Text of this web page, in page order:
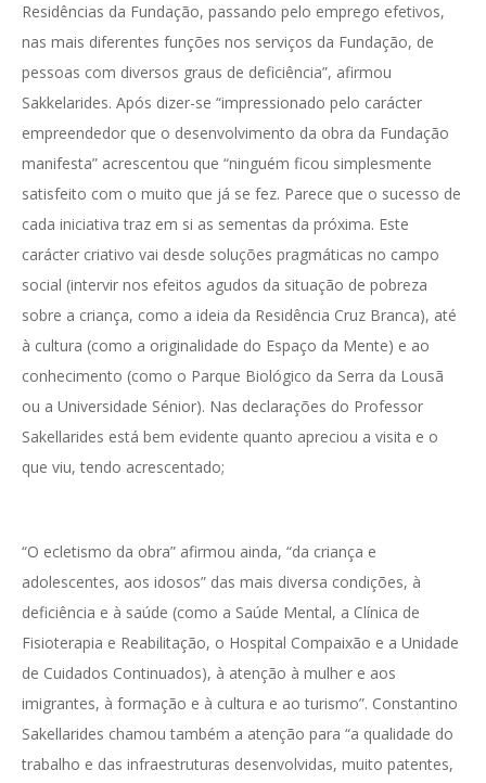
Residências da Fundação, passando pelo emprego efetivos,
nas mais diferentes funções nos serviços da Fundação, de
pessoas com diversos graus de deficiência”, afirmou
Sakkelarides. Após dizer-se “impressionado pelo carácter
empreendedor que o desenvolvimento da obra da Fundação
manifesta” acrescentou que “ninguém ficou simplesmente
satisfeito com o muito que já se fez. Parece que o sucesso de
cada iniciativa traz em si as sementas da próxima. Este
carácter criativo vai desde soluções pragmáticas no campo
social (intervir nos efeitos agudos da situação de pobreza
sobre a criança, como a ideia da Residência Cruz Branca), até
à cultura (como a originalidade do Espaço da Mente) e ao
conhecimento (como o Parque Biológico da Serra da Lousã
ou a Universidade Sénior). Nas declarações do Professor
Sakellarides está bem evidente quanto apreciou a visita e o
que viu, tendo acrescentado;
“O ecletismo da obra” afirmou ainda, “da criança e
adolescentes, aos idosos” das mais diversa condições, à
deficiência e à saúde (como a Saúde Mental, a Clínica de
Fisioterapia e Reabilitação, o Hospital Compaixão e a Unidade
de Cuidados Continuados), à atenção à mulher e aos
imigrantes, à formação e à cultura e ao turismo”. Constantino
Sakellarides chamou também a atenção para “a qualidade do
trabalho e das infraestruturas desenvolvidas, muito patentes,